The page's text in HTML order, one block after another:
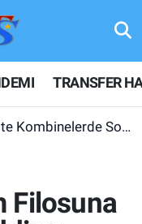
TRANSFER
Son Durum
Filosuna